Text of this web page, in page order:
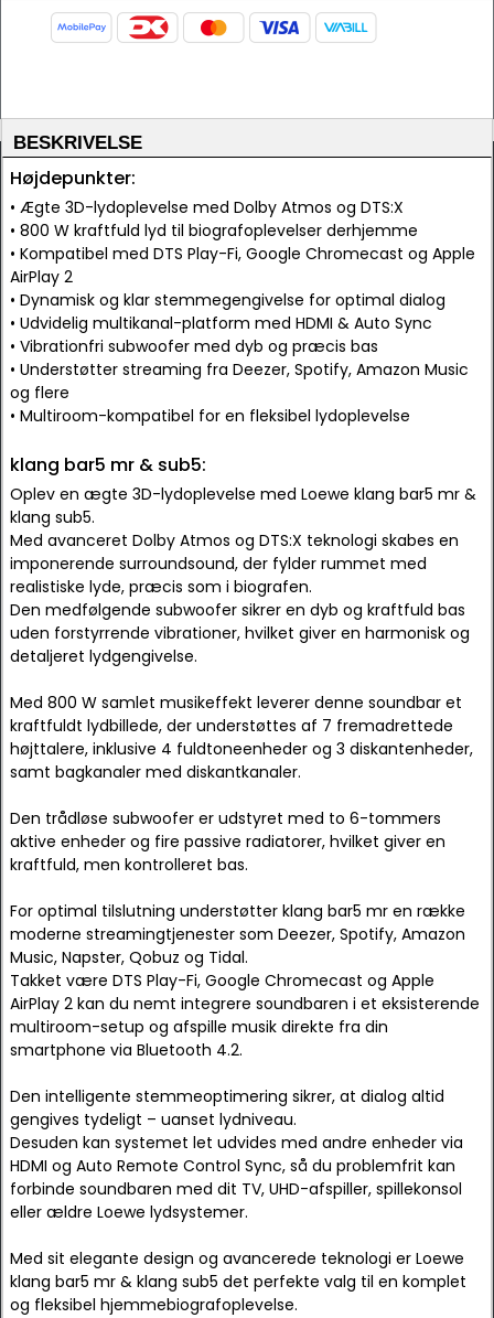
BESKRIVELSE
Højdepunkter:
• Ægte 3D-lydoplevelse med Dolby Atmos og DTS:X
• 800 W kraftfuld lyd til biografoplevelser derhjemme
• Kompatibel med DTS Play-Fi, Google Chromecast og Apple
AirPlay 2
• Dynamisk og klar stemmegengivelse for optimal dialog
• Udvidelig multikanal-platform med HDMI & Auto Sync
• Vibrationfri subwoofer med dyb og præcis bas
• Understøtter streaming fra Deezer, Spotify, Amazon Music
og flere
• Multiroom-kompatibel for en fleksibel lydoplevelse
klang bar5 mr & sub5:
Oplev en ægte 3D-lydoplevelse med Loewe klang bar5 mr &
klang sub5.
Med avanceret Dolby Atmos og DTS:X teknologi skabes en
imponerende surroundsound, der fylder rummet med
realistiske lyde, præcis som i biografen.
Den medfølgende subwoofer sikrer en dyb og kraftfuld bas
uden forstyrrende vibrationer, hvilket giver en harmonisk og
detaljeret lydgengivelse.
Med 800 W samlet musikeffekt leverer denne soundbar et
kraftfuldt lydbillede, der understøttes af 7 fremadrettede
højttalere, inklusive 4 fuldtoneenheder og 3 diskantenheder,
samt bagkanaler med diskantkanaler.
Den trådløse subwoofer er udstyret med to 6-tommers
aktive enheder og fire passive radiatorer, hvilket giver en
kraftfuld, men kontrolleret bas.
For optimal tilslutning understøtter klang bar5 mr en række
moderne streamingtjenester som Deezer, Spotify, Amazon
Music, Napster, Qobuz og Tidal.
Takket være DTS Play-Fi, Google Chromecast og Apple
AirPlay 2 kan du nemt integrere soundbaren i et eksisterende
multiroom-setup og afspille musik direkte fra din
smartphone via Bluetooth 4.2.
Den intelligente stemmeoptimering sikrer, at dialog altid
gengives tydeligt – uanset lydniveau.
Desuden kan systemet let udvides med andre enheder via
HDMI og Auto Remote Control Sync, så du problemfrit kan
forbinde soundbaren med dit TV, UHD-afspiller, spillekonsol
eller ældre Loewe lydsystemer.
Med sit elegante design og avancerede teknologi er Loewe
klang bar5 mr & klang sub5 det perfekte valg til en komplet
og fleksibel hjemmebiografoplevelse.